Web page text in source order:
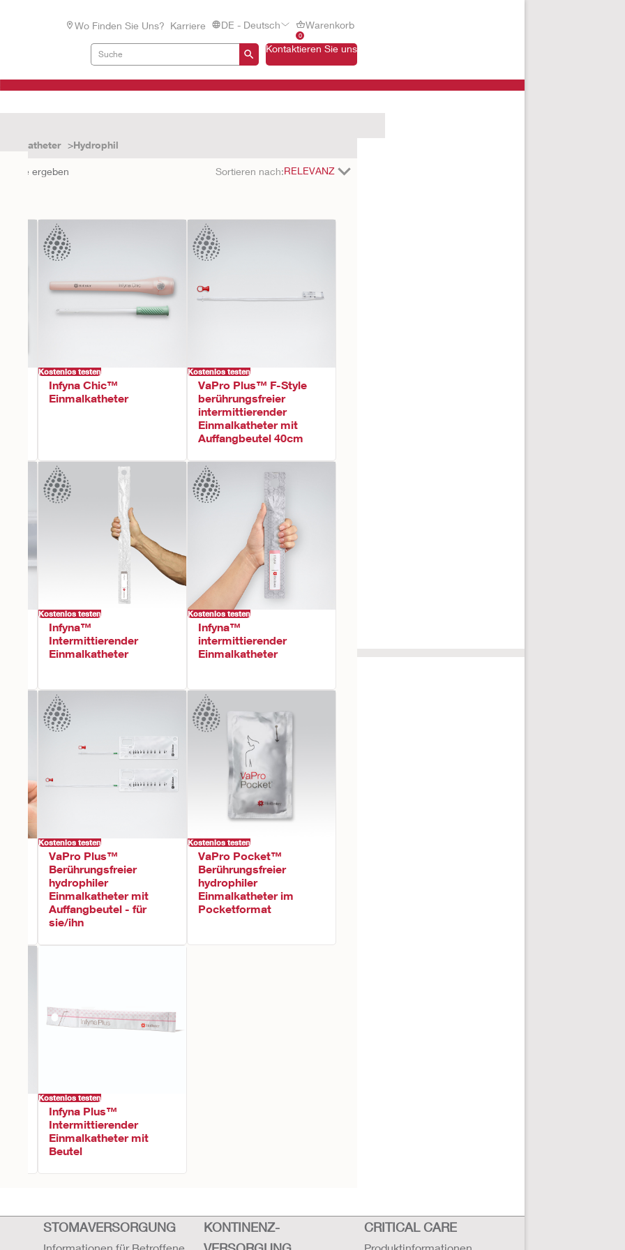
Wo Finden Sie Uns? Karriere DE - Deutsch
0
Warenkorb
Kontaktieren Sie uns
Hydrophil
ergeben Sortieren nach:
Kostenlos testen
Infyna Chic™
Einmalkatheter
Kostenlos testen
VaPro Plus™ F-Style
berührungsfreier
intermittierender
Einmalkatheter mit
Auffangbeutel 40cm
Kostenlos testen
Infyna™
Intermittierender
Einmalkatheter
Kostenlos testen
Infyna™
intermittierender
Einmalkatheter
Kostenlos testen
VaPro Plus™
Berührungsfreier
hydrophiler
Einmalkatheter mit
Auffangbeutel - für
sie/ihn
Kostenlos testen
VaPro Pocket™
Berührungsfreier
hydrophiler
Einmalkatheter im
Pocketformat
Kostenlos testen
Infyna Plus™
Intermittierender
Einmalkatheter mit
Beutel
STOMAVERSORGUNG
Informationen für Betroffene
KONTINENZ-
CRITICAL CARE
Produktinformationen